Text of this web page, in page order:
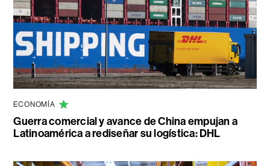
ECONOMÍA
Guerra comercial y avance de China empujan a
Latinoamérica a rediseñar su logística: DHL